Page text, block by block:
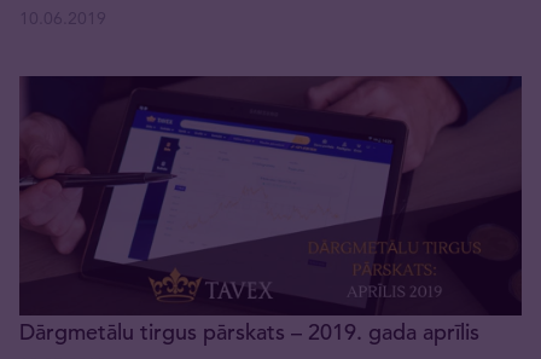
Dārgmetālu tirgus pārskats – 2019. gada aprīlis